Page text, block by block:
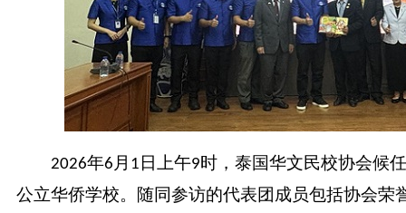
2026年6 月 1 日上午9时，泰国华文民校协会候
公立华侨学校。随同参访的代表团成员包括协会荣